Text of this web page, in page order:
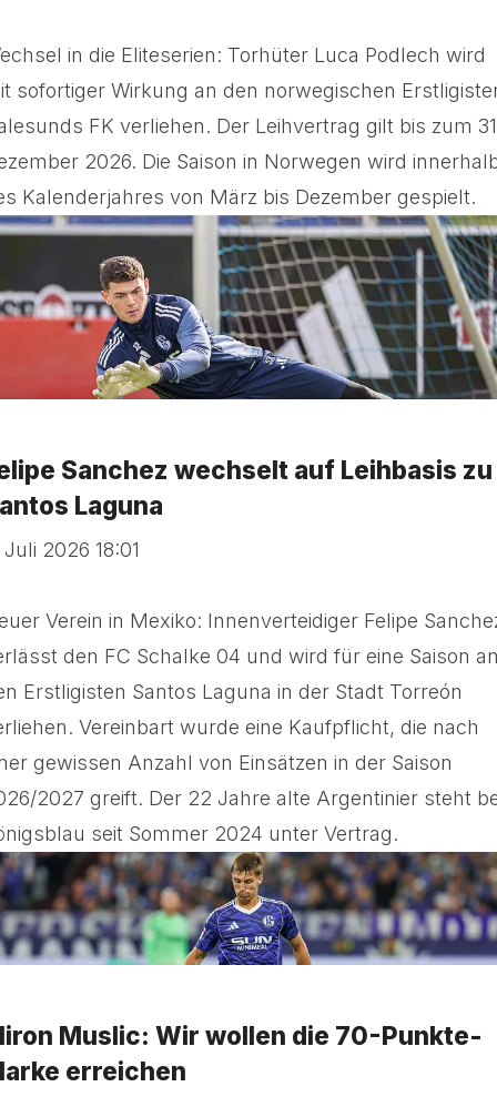
in die Eliteserien: Torhüter Luca Podlech wird
sofortiger Wirkung an den norwegischen
FK verliehen. Der Leihvertrag gilt bis zum
2026. Die Saison in Norwegen wird
Kalenderjahres von März bis Dezember gespielt.
Sanchez wechselt auf Leihbasis zu
Laguna
Juli 2026 18:01
Verein in Mexiko: Innenverteidiger Felipe
den FC Schalke 04 und wird für eine Saison
Erstligisten Santos Laguna in der Stadt Torreón
Vereinbart wurde eine Kaufpflicht, die nach
gewissen Anzahl von Einsätzen in der Saison
2027 greift. Der 22 Jahre alte Argentinier steht
seit Sommer 2024 unter Vertrag.
Muslic: Wir wollen die 70-Punkte-
erreichen